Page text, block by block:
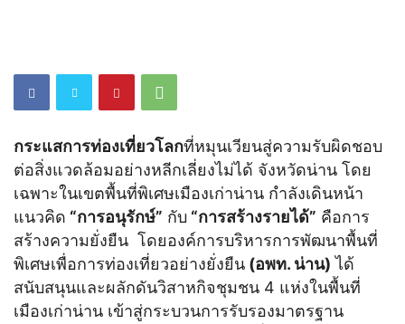
กระแสการท่องเที่ยวโลกที่หมุนเวียนสู่ความรับผิดชอบ
ต่อสิ่งแวดล้อมอย่างหลีกเลี่ยงไม่ได้ จังหวัดน่าน โดย
เฉพาะในเขตพื้นที่พิเศษเมืองเก่าน่าน กำลังเดินหน้า
แนวคิด “การอนุรักษ์” กับ “การสร้างรายได้” คือการ
สร้างความยั่งยืน โดยองค์การบริหารการพัฒนาพื้นที่
พิเศษเพื่อการท่องเที่ยวอย่างยั่งยืน (อพท. น่าน) ได้
สนับสนุนและผลักดันวิสาหกิจชุมชน 4 แห่งในพื้นที่
เมืองเก่าน่าน เข้าสู่กระบวนการรับรองมาตรฐาน